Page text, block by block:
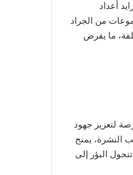
أعداد
من الجراد
ما يفرض
لتعزيز جهود
النشرة، يمنح
البؤر إلى